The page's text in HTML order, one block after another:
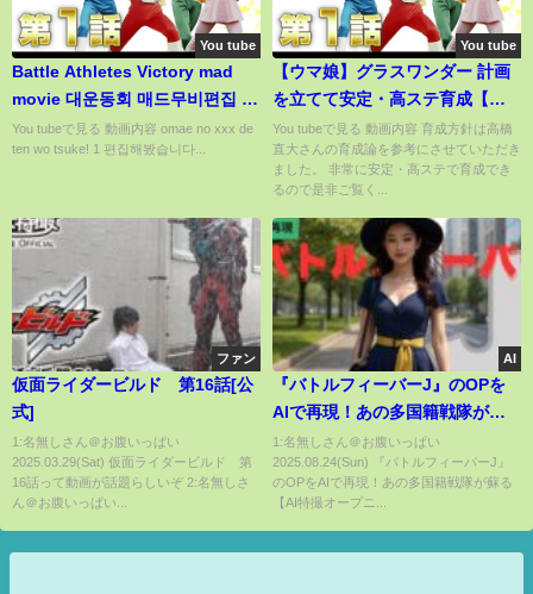
You tube
Battle Athletes Victory mad
movie 대운동회 매드무비편집 バ
トルアスリーテス 大運動会,
You tubeで見る 動画内容 omae no xxx de
ten wo tsuke! 1 편집해봤습니다...
You tube
【ウマ娘】グラスワンダー 計画
を立てて安定・高ステ育成【ウ
マ娘/育成論/差し/Aランク/高橋
式】
You tubeで見る 動画内容 育成方針は高橋
直大さんの育成論を参考にさせていただき
ました。 非常に安定・高ステで育成でき
るので是非ご覧く...
ファン
仮面ライダービルド 第16話[公
式]
1:名無しさん＠お腹いっぱい
2025.03.29(Sat) 仮面ライダービルド 第
16話って動画が話題らしいぞ 2:名無しさ
ん＠お腹いっぱい...
AI
『バトルフィーバーJ』のOPを
AIで再現！あの多国籍戦隊が蘇
る【AI特撮オープニング再現】
🌍⚡️
1:名無しさん＠お腹いっぱい
2025.08.24(Sun) 『バトルフィーバーJ』
のOPをAIで再現！あの多国籍戦隊が蘇る
【AI特撮オープニ...